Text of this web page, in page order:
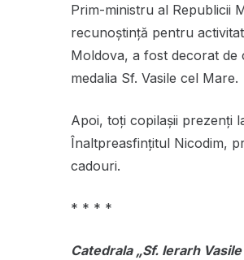
Prim-ministru al Republicii
recunoștință pentru
Moldova, a fost decorat
medalia Sf. Vasile cel Mare.
Apoi, toți copilașii prezenți
Înaltpreasfințitul Nicodim,
cadouri.
* * * *
Catedrala „Sf. Ierarh